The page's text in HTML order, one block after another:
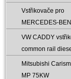
Vstřikovače pro
MERCEDES-
VW CADDY
common rail
Mitsubishi
MP 75KW